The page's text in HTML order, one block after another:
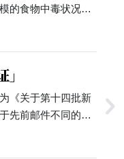
的食物中毒状况。
人留观于急诊，更
《关于第十四批新
先前邮件不同的
苗接种是「在为